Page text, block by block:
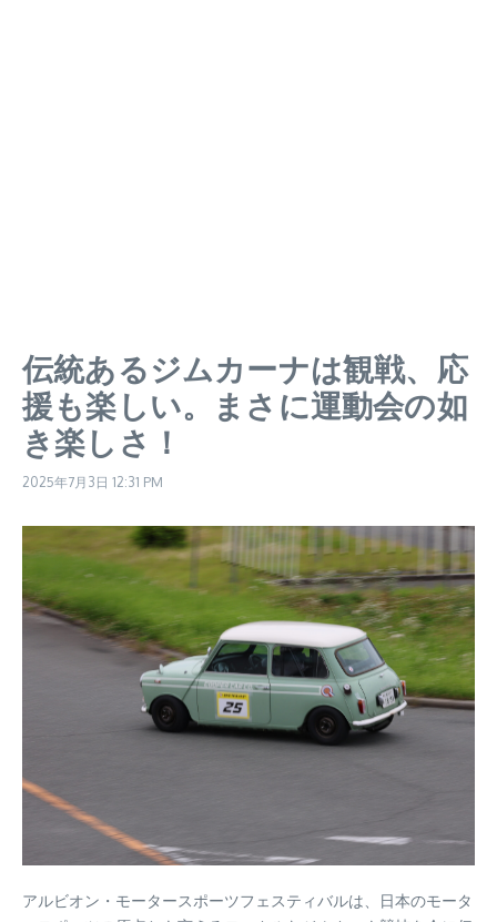
伝統あるジムカーナは観戦、応
援も楽しい。まさに運動会の如
き楽しさ！
2025年7月3日 12:31 PM
アルビオン・モータースポーツフェスティバルは、日本のモータ